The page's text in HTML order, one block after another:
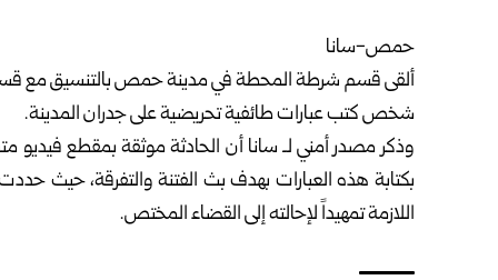
حمص-سانا
ألقى قسم شرطة المحطة في مدينةحمصبالتنسيق مع
شخص كتب عبارات طائفية تحريضية على جدران المدينة.
وذكر مصدر أمني لـ سانا أن الحادثة موثقة بمقطع فيديو
بكتابة هذه العبارات بهدف بث الفتنة والتفرقة، حيث
اللازمة تمهيداً لإحالته إلى القضاء المختص.